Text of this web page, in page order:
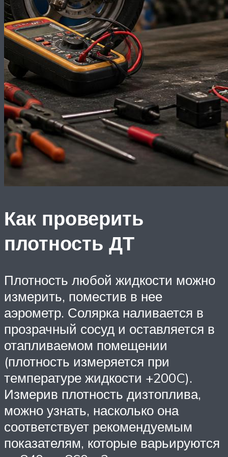
Как проверить
плотность ДТ
Плотность любой жидкости можно
измерить, поместив в нее
аэрометр. Солярка наливается в
прозрачный сосуд и оставляется в
отапливаемом помещении
(плотность измеряется при
температуре жидкости +200C).
Измерив плотность дизтоплива,
можно узнать, насколько она
соответствует рекомендуемым
показателям, которые варьируются